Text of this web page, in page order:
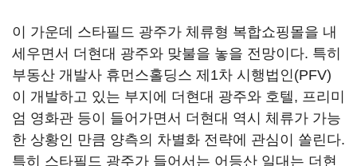
이 가운데 스타필드 광주가 체류형 복합쇼핑몰을 내
세우면서 더현대 광주와 맞불을 놓을 전망이다. 특히
부동산 개발사 휴먼스홀딩스 제1차 시행법인(PFV)
이 개발하고 있는 부지에 더현대 광주와 호텔, 프리미
엄 영화관 등이 들어가면서 더현대 역시 체류가 가능
한 상황인 만큼 양측의 차별화 전략에 관심이 쏠린다.
특히 스타필드 광주가 들어서는 어등산 일대는 더현